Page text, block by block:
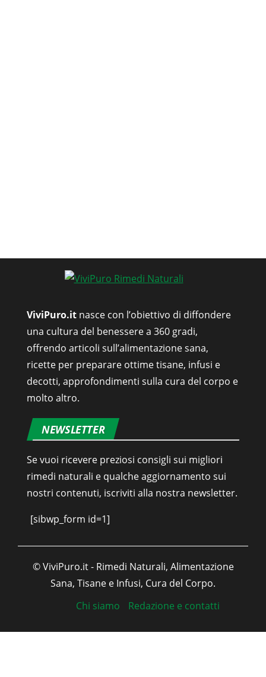
ViviPuro.it nasce con l’obiettivo di diffondere
una cultura del benessere a 360 gradi,
offrendo articoli sull’alimentazione sana,
ricette per preparare ottime tisane, infusi e
decotti, approfondimenti sulla cura del corpo e
molto altro.
NEWSLETTER
Se vuoi ricevere preziosi consigli sui migliori
rimedi naturali e qualche aggiornamento sui
nostri contenuti, iscriviti alla nostra newsletter.
[sibwp_form id=1]
© ViviPuro.it - Rimedi Naturali, Alimentazione
Sana, Tisane e Infusi, Cura del Corpo.
Chi siamo
Redazione e contatti